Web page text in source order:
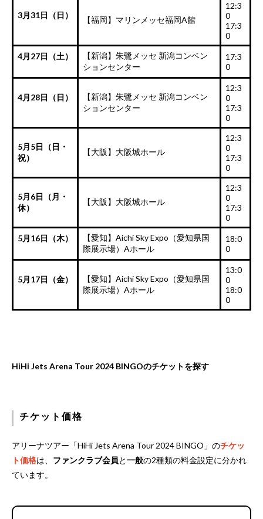
3月31日（日） 【福岡】マリンメッセ福岡A館
12:3
0
17:3
0
4月27日（土）
【新潟】朱鷺メッセ 新潟コンベン
ションセンター
17:3
0
4月28日（日）
【新潟】朱鷺メッセ 新潟コンベン
ションセンター
12:3
0
17:3
0
5月5日（日・
祝）
【大阪】大阪城ホール
12:3
0
17:3
0
5月6日（月・
休）
【大阪】大阪城ホール
12:3
0
17:3
0
5月16日（木）
【愛知】Aichi Sky Expo（愛知県国
際展示場）Aホール
18:0
0
5月17日（金）
【愛知】Aichi Sky Expo（愛知県国
際展示場）Aホール
13:0
0
18:0
0
HiHi Jets Arena Tour 2024 BINGOのチケットを探す
チケット価格
アリーナツアー「HiHi Jets Arena Tour 2024 BINGO」のチケッ
ト価格は、 ファンクラブ会員と一般の2種類の料金設定に分かれ
ています。